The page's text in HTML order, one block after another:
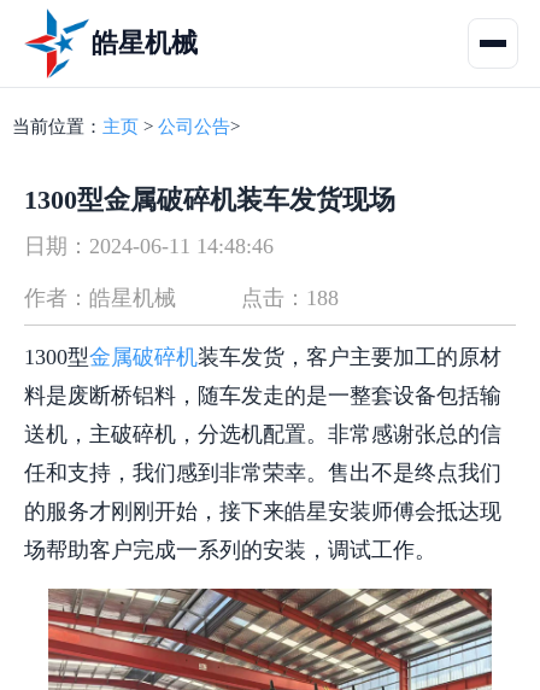
皓星机械
当前位置： 主页 > 公司公告>
1300型金属破碎机装车发货现场
日期：2024-06-11 14:48:46
作者：皓星机械 点击：188
1300型金属破碎机装车发货，客户主要加工的原材
料是废断桥铝料，随车发走的是一整套设备包括输
送机，主破碎机，分选机配置。非常感谢张总的信
任和支持，我们感到非常荣幸。售出不是终点我们
的服务才刚刚开始，接下来皓星安装师傅会抵达现
场帮助客户完成一系列的安装，调试工作。